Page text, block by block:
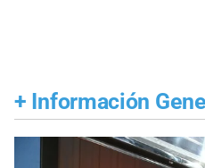
+ Información